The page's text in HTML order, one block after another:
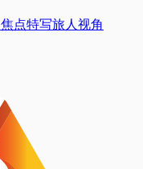
焦点特写旅人视角